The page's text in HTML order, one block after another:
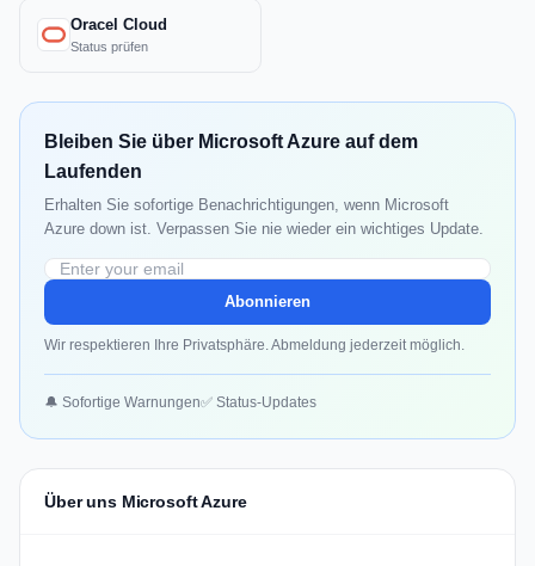
Oracel Cloud
Status prüfen
Bleiben Sie über Microsoft Azure auf dem
Laufenden
Erhalten Sie sofortige Benachrichtigungen, wenn Microsoft
Azure down ist. Verpassen Sie nie wieder ein wichtiges Update.
Abonnieren
Wir respektieren Ihre Privatsphäre. Abmeldung jederzeit möglich.
🔔 Sofortige Warnungen✅ Status-Updates
Über uns Microsoft Azure